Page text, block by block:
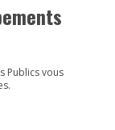
Publics vous